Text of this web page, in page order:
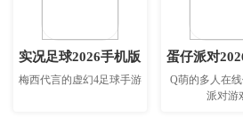
实况足球2026手机版
梅西代言的虚幻4足球手游
蛋仔派对
Q萌的多人在
派对游